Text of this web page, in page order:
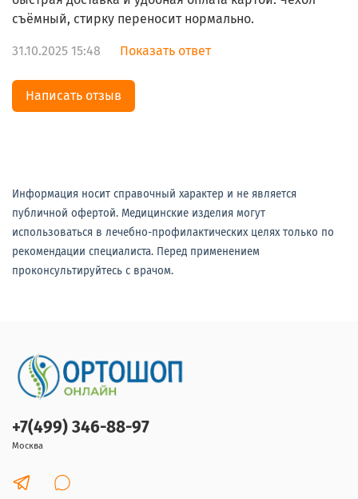
съёмный, стирку переносит нормально.
31.10.2025 15:48 Показать ответ
Написать отзыв
Информация носит справочный характер и не является
публичной офертой. Медицинские изделия могут
использоваться в лечебно-профилактических целях только по
рекомендации специалиста. Перед применением
проконсультируйтесь с врачом.
+7(499) 346-88-97
Москва